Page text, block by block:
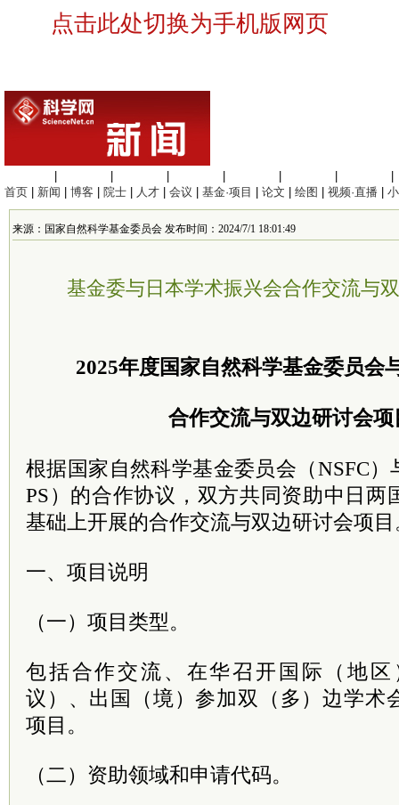
点击此处切换为手机版网页
首页
新闻 博客 院士 人才 会议 基金·项目 论文 绘图 视频·直播
来源：国家自然科学基金委员会 发布时间：2024/7/1 18:01:49
基金委与日本学术振兴会合作交流与
2025年度国家自然科学基金委员会
合作交流与双边研讨会项
根据国家自然科学基金委员会（NSFC）
PS）的合作协议，双方共同资助中日两
基础上开展的合作交流与双边研讨会项目
一、项目说明
（一）项目类型。
包括合作交流、在华召开国际（地
议）、出国（境）参加双（多）边学术
项目。
（二）资助领域和申请代码。